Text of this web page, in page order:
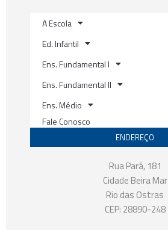
A Escola
Ed. Infantil
Ens. Fundamental I
Ens. Fundamental II
Ens. Médio
Fale Conosco
ENDEREÇO
Rua Pará, 181
Cidade Beira Mar
Rio das Ostras
CEP: 28890-248